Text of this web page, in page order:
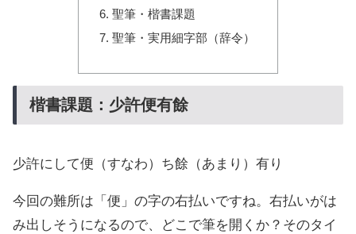
聖筆・楷書課題
聖筆・実用細字部（辞令）
楷書課題：少許便有餘
少許にして便（すなわ）ち餘（あまり）有り
今回の難所は「便」の字の右払いですね。右払いがは
み出しそうになるので、どこで筆を開くか？そのタイ